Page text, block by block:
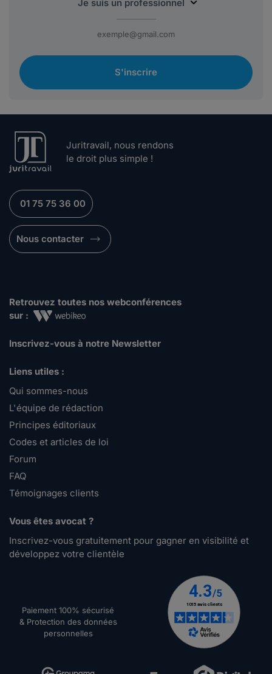
S'inscrire
Juritravail, nous rendons
le droit plus simple !
01 75 75 36 00
Nous contacter
Retrouvez toutes nos webconférences
sur :
Inscrivez-vous à notre Newsletter
Liens utiles :
Qui sommes-nous
L'équipe de rédaction
Principes éditoriaux
Codes et articles de loi
Forum
FAQ
Témoignages clients
Vous êtes avocat ?
Inscrivez-vous gratuitement pour gagner en visibilité et
développez votre clientèle
Paiement 100% sécurisé
& Protection des données
personnelles